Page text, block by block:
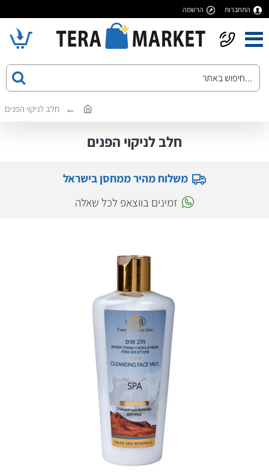
התחברות הרשמה
חלב לניקוי הפנים
חלב לניקוי הפנים
משלוח מהיר ממחסן בישראל
זמינים בווצאפ לכל שאלה